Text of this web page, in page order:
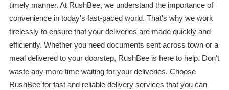
timely manner. At RushBee, we understand the importance of
convenience in today's fast-paced world. That's why we work
tirelessly to ensure that your deliveries are made quickly and
efficiently. Whether you need documents sent across town or a
meal delivered to your doorstep, RushBee is here to help. Don't
waste any more time waiting for your deliveries. Choose
RushBee for fast and reliable delivery services that you can